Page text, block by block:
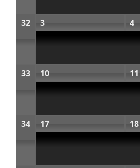
32 3 4
33 10 11
34 17 18